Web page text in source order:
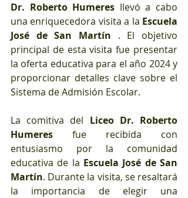
Dr. Roberto Humeres llevó a cabo
una enriquecedora visita a la Escuela
José de San Martín . El objetivo
principal de esta visita fue presentar
la oferta educativa para el año 2024 y
proporcionar detalles clave sobre el
Sistema de Admisión Escolar.
La comitiva del Liceo Dr. Roberto
Humeres fue recibida con
entusiasmo por la comunidad
educativa de la Escuela José de San
Martín. Durante la visita, se resaltará
la importancia de elegir una